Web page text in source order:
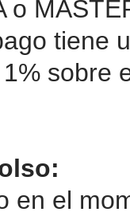
o
tiene
sobre
en el